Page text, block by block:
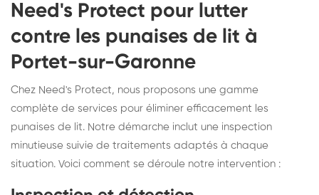
Need's Protect pour lutter
contre les punaises de lit à
Portet-sur-Garonne
Chez Need's Protect, nous proposons une gamme
complète de services pour éliminer efficacement les
punaises de lit. Notre démarche inclut une inspection
minutieuse suivie de traitements adaptés à chaque
situation. Voici comment se déroule notre intervention :